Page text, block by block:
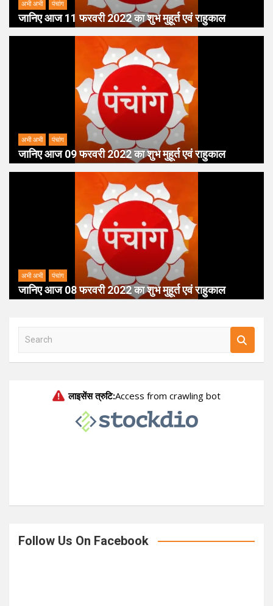
अभी अभी पंचांग
जानिए आज 11 फरवरी 2022 का शुभ मुहूर्त एवं राहुकाल
अभी अभी पंचांग
जानिए आज 09 फरवरी 2022 का शुभ मुहूर्त एवं राहुकाल
अभी अभी पंचांग
जानिए आज 08 फरवरी 2022 का शुभ मुहूर्त एवं राहुकाल
a
Follow Us On Facebook